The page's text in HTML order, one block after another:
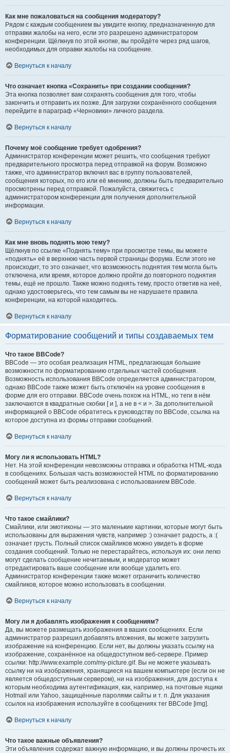
Как мне пожаловаться на сообщения модератору?
Рядом с каждым сообщением вы увидите кнопку, предназначенную для
отправки жалобы на него, если это разрешено администратором
конференции. Щёлкнув по этой кнопке, вы пройдёте через ряд шагов,
необходимых для оправки жалобы на сообщение.
Вернуться к началу
Что означает кнопка «Сохранить» при создании сообщения?
Эта кнопка позволяет вам сохранять сообщения для того, чтобы
закончить и отправить их позже. Для загрузки сохранённого сообщения
перейдите в параграф «Черновики» личного раздела.
Вернуться к началу
Почему моё сообщение требует одобрения?
Администратор конференции может решить, что сообщения требуют
предварительного просмотра перед отправкой на форум. Возможно
также, что администратор включил вас в группу пользователей,
сообщения которых, по его или её мнению, должны быть предварительно
просмотрены перед отправкой. Пожалуйста, свяжитесь с
администратором конференции для получения дополнительной
информации.
Вернуться к началу
Как мне вновь поднять мою тему?
Щёлкнув по ссылке «Поднять тему» при просмотре темы, вы можете
«поднять» её в верхнюю часть первой страницы форума. Если этого не
происходит, то это означает, что возможность поднятия тем могла быть
отключена, или время, которое должно пройти до повторного поднятия
темы, ещё не прошло. Также можно поднять тему, просто ответив на неё,
однако удостоверьтесь, что тем самым вы не нарушаете правила
конференции, на которой находитесь.
Вернуться к началу
Форматирование сообщений и типы создаваемых тем
Что такое BBCode?
BBCode — это особая реализация HTML, предлагающая большие
возможности по форматированию отдельных частей сообщения.
Возможность использования BBCode определяется администратором,
однако BBCode также может быть отключён на уровне сообщения в
форме для его отправки. BBCode очень похож на HTML, но теги в нём
заключаются в квадратные скобки [ и ], а не в < и >. За дополнительной
информацией о BBCode обратитесь к руководству по BBCode, ссылка на
которое доступна из формы отправки сообщений.
Вернуться к началу
Могу ли я использовать HTML?
Нет. На этой конференции невозможны отправка и обработка HTML-кода
в сообщениях. Большая часть возможностей HTML по форматированию
сообщений может быть реализована с использованием BBCode.
Вернуться к началу
Что такое смайлики?
Смайлики, или эмотиконы — это маленькие картинки, которые могут быть
использованы для выражения чувств, например :) означает радость, а :(
означает грусть. Полный список смайликов можно увидеть в форме
создания сообщений. Только не перестарайтесь, используя их: они легко
могут сделать сообщение нечитаемым, и модератор может
отредактировать ваше сообщение или вообще удалить его.
Администратор конференции также может ограничить количество
смайликов, которое можно использовать в сообщении.
Вернуться к началу
Могу ли я добавлять изображения к сообщениям?
Да, вы можете размещать изображения в ваших сообщениях. Если
администратор разрешил добавлять вложения, вы можете загрузить
изображение на конференцию. Если нет, вы должны указать ссылку на
изображение, сохранённое на общедоступном веб-сервере. Пример
ссылки: http://www.example.com/my-picture.gif. Вы не можете указывать
ссылку ни на изображения, хранящиеся на вашем компьютере (если он не
является общедоступным сервером), ни на изображения, для доступа к
которым необходима аутентификация, как, например, на почтовые ящики
Hotmail или Yahoo, защищённые паролями сайты и т. п. Для указания
ссылок на изображения используйте в сообщениях тег BBCode [img].
Вернуться к началу
Что такое важные объявления?
Эти объявления содержат важную информацию, и вы должны прочесть их